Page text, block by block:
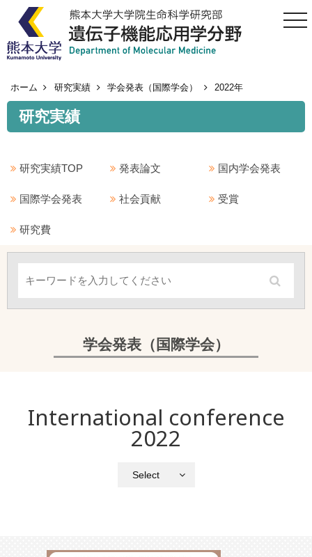
ホーム 研究実績 学会発表（国際学会） 2022年
研究実績
研究実績TOP 発表論文 国内学会発表
国際学会発表 社会貢献 受賞
研究費
学会発表（国際学会）
International conference
2022
Select